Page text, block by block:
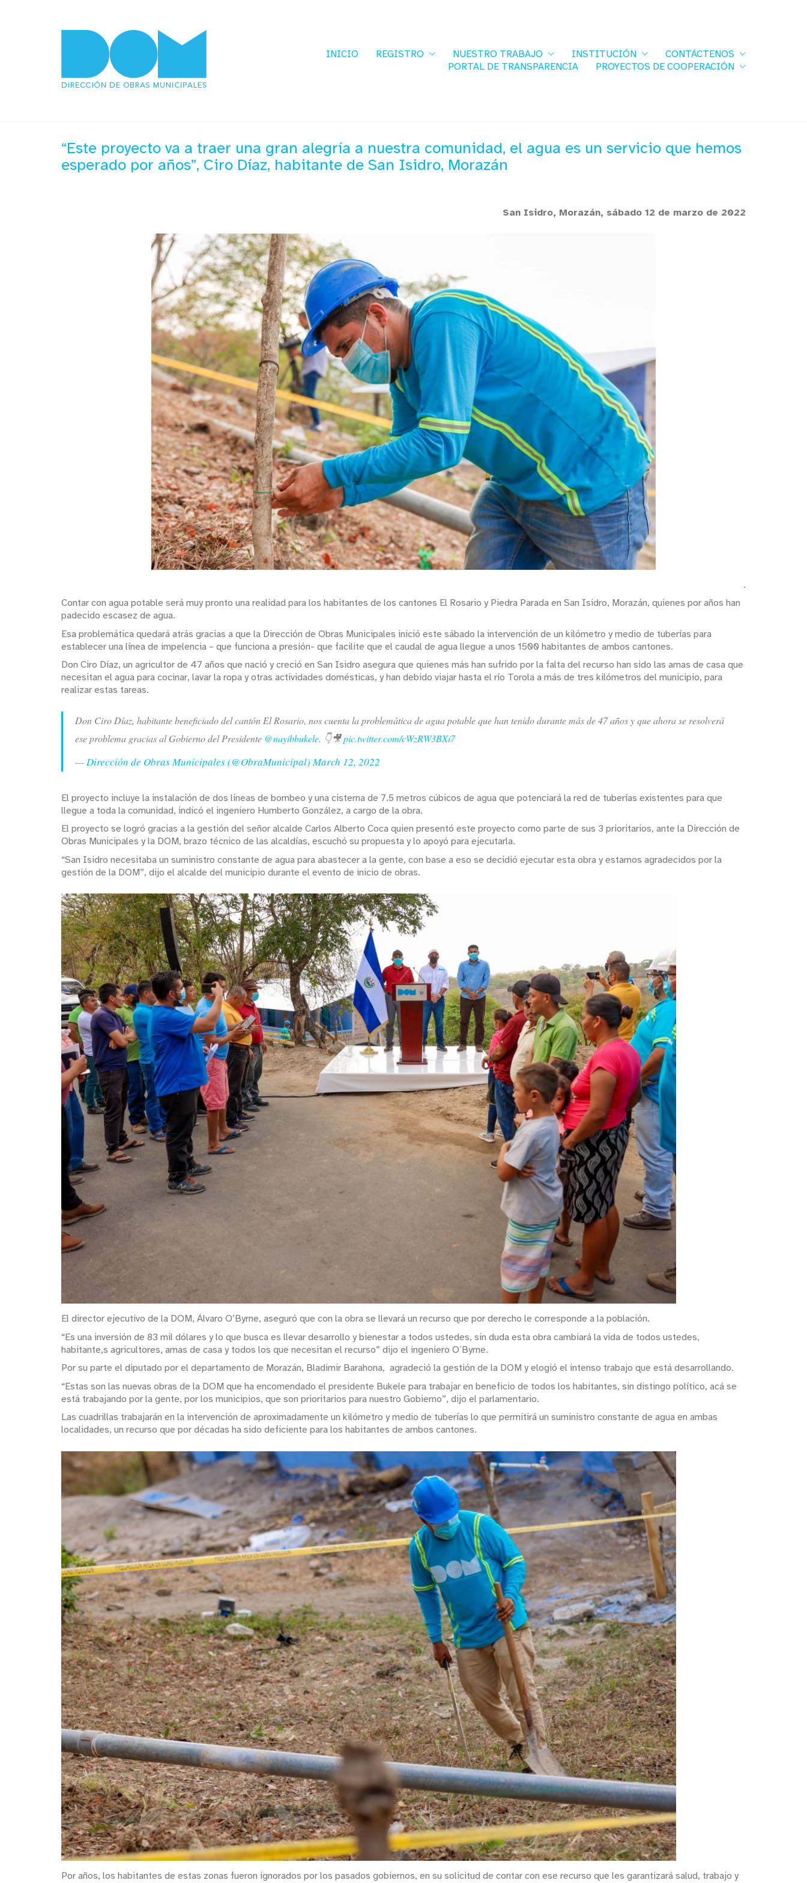
INICIO REGISTRO NUESTRO TRABAJO INSTITUCIÓN
CONTÁCTENOS
PORTAL DE TRANSPARENCIA
PROYECTOS DE COOPERACIÓN
“Este proyecto va a traer una gran alegría a nuestra comunidad, el agua es un servicio que hemos
esperado por años”, Ciro Díaz, habitante de San Isidro, Morazán
San Isidro, Morazán, sábado 12 de marzo de 2022
.
Contar con agua potable será muy pronto una realidad para los habitantes de los cantones El Rosario y Piedra Parada en San Isidro, Morazán, quienes por años han
padecido escasez de agua.
Esa problemática quedará atrás gracias a que la Dirección de Obras Municipales inició este sábado la intervención de un kilómetro y medio de tuberías para
establecer una línea de impelencia – que funciona a presión- que facilite que el caudal de agua llegue a unos 1500 habitantes de ambos cantones.
Don Ciro Díaz, un agricultor de 47 años que nació y creció en San Isidro asegura que quienes más han sufrido por la falta del recurso han sido las amas de casa que
necesitan el agua para cocinar, lavar la ropa y otras actividades domésticas, y han debido viajar hasta el río Torola a más de tres kilómetros del municipio, para
realizar estas tareas.
Don Ciro Díaz, habitante beneficiado del cantón El Rosario, nos cuenta la problemática de agua potable que han tenido durante más de 47 años y que ahora se resolverá
ese problema gracias al Gobierno del Presidente @nayibbukele. 👇🎥pic.twitter.com/cWzRW3BXi7
— Dirección de Obras Municipales (@ObraMunicipal)March 12, 2022
El proyecto incluye la instalación de dos líneas de bombeo y una cisterna de 7.5 metros cúbicos de agua que potenciará la red de tuberías existentes para que
llegue a toda la comunidad, indicó el ingeniero Humberto González, a cargo de la obra.
El proyecto se logró gracias a la gestión del señor alcalde Carlos Alberto Coca quien presentó este proyecto como parte de sus 3 prioritarios, ante la Dirección de
Obras Municipales y la DOM, brazo técnico de las alcaldías, escuchó su propuesta y lo apoyó para ejecutarla.
“San Isidro necesitaba un suministro constante de agua para abastecer a la gente, con base a eso se decidió ejecutar esta obra y estamos agradecidos por la
gestión de la DOM”, dijo el alcalde del municipio durante el evento de inicio de obras.
El director ejecutivo de la DOM, Álvaro O’Byrne, aseguró que con la obra se llevará un recurso que por derecho le corresponde a la población.
“Es una inversión de 83 mil dólares y lo que busca es llevar desarrollo y bienestar a todos ustedes, sin duda esta obra cambiará la vida de todos ustedes,
habitante,s agricultores, amas de casa y todos los que necesitan el recurso” dijo el ingeniero O´Byrne.
Por su parte el diputado por el departamento de Morazán, Bladimir Barahona, agradeció la gestión de la DOM y elogió el intenso trabajo que está desarrollando.
“Estas son las nuevas obras de la DOM que ha encomendado el presidente Bukele para trabajar en beneficio de todos los habitantes, sin distingo político, acá se
está trabajando por la gente, por los municipios, que son prioritarios para nuestro Gobierno”, dijo el parlamentario.
Las cuadrillas trabajarán en la intervención de aproximadamente un kilómetro y medio de tuberías lo que permitirá un suministro constante de agua en ambas
localidades, un recurso que por décadas ha sido deficiente para los habitantes de ambos cantones.
Por años, los habitantes de estas zonas fueron ignorados por los pasados gobiernos, en su solicitud de contar con ese recurso que les garantizará salud, trabajo y